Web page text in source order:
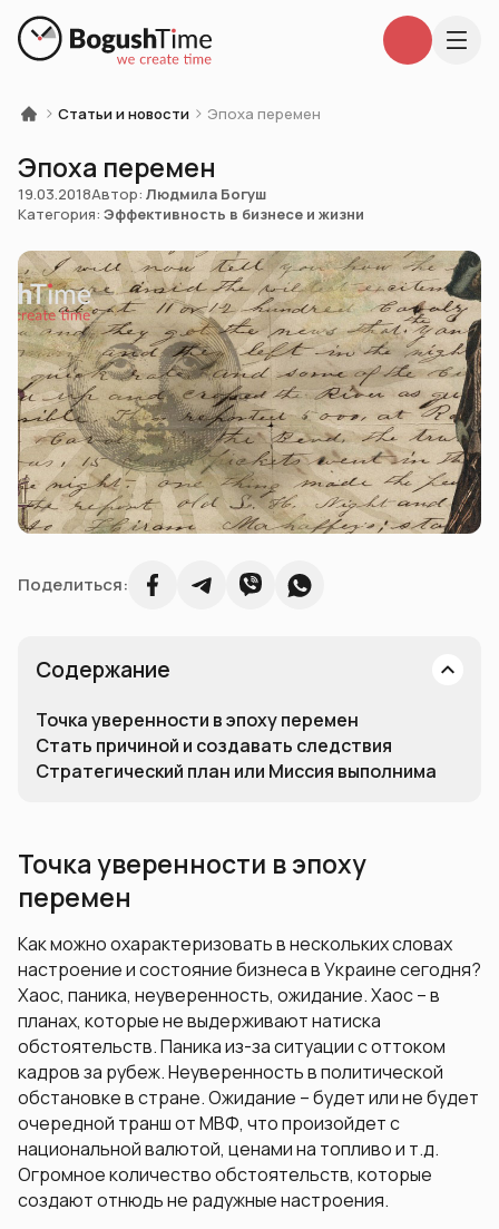
Статьи и новости Эпоха перемен
Эпоха перемен
19.03.2018Автор: Людмила Богуш
Категория: Эффективность в бизнесе и жизни
Поделиться:
Содержание
Точка уверенности в эпоху перемен
Стать причиной и создавать следствия
Стратегический план или Миссия выполнима
Точка уверенности в эпоху
перемен
Как можно охарактеризовать в нескольких словах
настроение и состояние бизнеса в Украине сегодня?
Хаос, паника, неуверенность, ожидание. Хаос – в
планах, которые не выдерживают натиска
обстоятельств. Паника из-за ситуации с оттоком
кадров за рубеж. Неуверенность в политической
обстановке в стране. Ожидание – будет или не будет
очередной транш от МВФ, что произойдет с
национальной валютой, ценами на топливо и т.д.
Огромное количество обстоятельств, которые
создают отнюдь не радужные настроения.